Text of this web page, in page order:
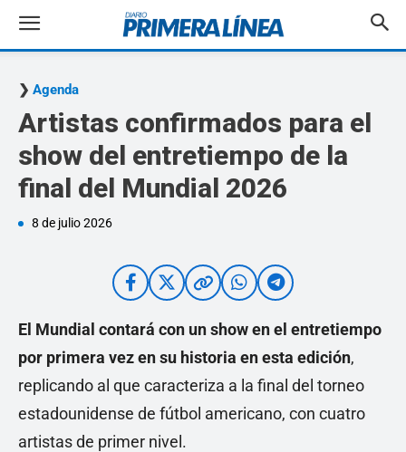
Agenda
Artistas confirmados para el
show del entretiempo de la
final del Mundial 2026
8 de julio 2026
El Mundial contará con un show en el entretiempo
por primera vez en su historia en esta edición,
replicando al que caracteriza a la final del torneo
estadounidense de fútbol americano, con cuatro
artistas de primer nivel.